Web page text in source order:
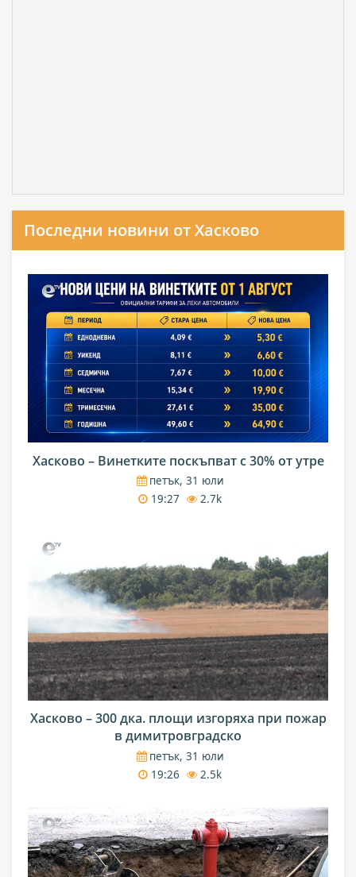
Последни новини от Хасково
Хасково – Винетките поскъпват с 30% от утре
петък, 31 юли
19:27
2.7k
Хасково – 300 дка. площи изгоряха при пожар
в димитровградско
петък, 31 юли
19:26
2.5k